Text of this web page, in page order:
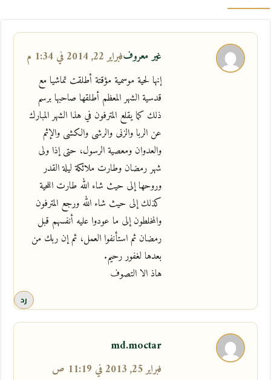
غير معروففبراير 22, 2014 في 1:34 م
إنها لحية موسمية مؤقتة أطلقت تماشيا مع
قدسية الشهر المعظم أطلقها صاحبها برسم
ذلك كما يقلع المترفون في هذا الشهر المبارك
عن الربا والزنى والرشى والكشى والإثم
والعدوان ومعصية الرسول، حتى إذا ولى
شهر رمضان وطارت ملائكة ليلة القدر
وروحها إلى حيث شاء الله طارت اللحية
كذلك إلى حيث شاء الله ورجع المترفون
والمخلطون إلى ما عودوا عليه أنفسهم قبل
رمضان ثم استأنفوا العمل، ثم إن ربك من
بعدها لغفور رحيم.
هاذ الا التصوف
رد
md.moctar
فبراير 25, 2013 في 11:19 ص